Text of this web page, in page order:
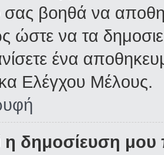
βοηθά να
ώστε να τα
ένα
Ελέγχου Μέλους.
η δημοσίευση μου